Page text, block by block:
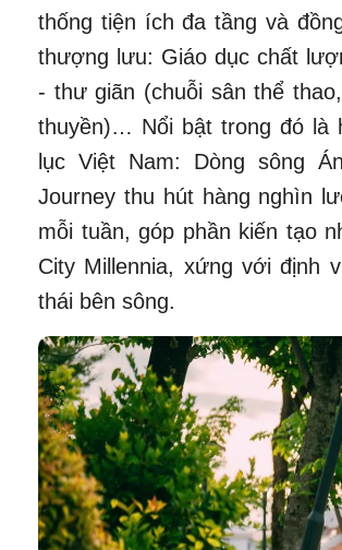
thống tiện ích đa tầng và
thượng lưu: Giáo dục chất
- thư giãn (chuỗi sân thể
thuyền)… Nổi bật trong đó là
lục Việt Nam: Dòng sông
Journey thu hút hàng nghìn
mỗi tuần, góp phần kiến tạo
City Millennia, xứng với định
thái bên sông.